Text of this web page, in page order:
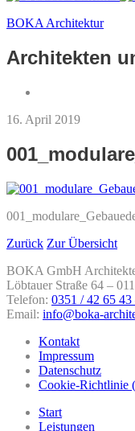
BOKA Architektur
Architekten
16. April 2019
Zurück Zur Übersicht
BOKA GmbH
Löbtauer Straße 64 –
Telefon: 0351 / 42 65 43
Email: info@boka-
Kontakt
Impressum
Datenschutz
Cookie-Richtlinie
Start
Leistungen